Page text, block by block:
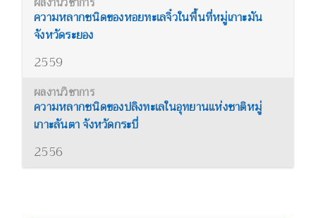
ความหลากชนิดของหอยทะเลจิ๋วในพื้นที่หมู่เกาะมัน
จังหวัดระยอง
2559
ความหลากชนิดของปลิงทะเลในอุทยานแห่งชาติหมู่
เกาะลันตา จังหวัดกระบี่
2556